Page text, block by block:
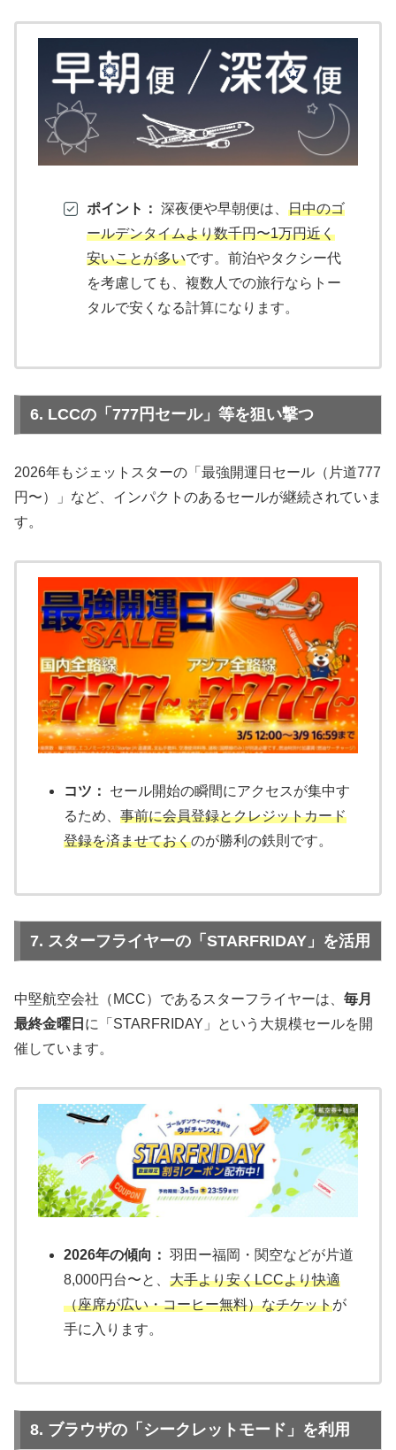
ポイント： 深夜便や早朝便は、 日中のゴ
ールデンタイムより数千円〜1万円近く
安いことが多いです。前泊やタクシー代
を考慮しても、複数人での旅行ならトー
タルで安くなる計算になります。
6. LCCの「777円セール」等を狙い撃つ
2026年もジェットスターの「最強開運日セール（片道777
円〜）」など、インパクトのあるセールが継続されていま
す。
コツ：
セール開始の瞬間にアクセスが集中す
るため、事前に会員登録とクレジットカード
登録を済ませておくのが勝利の鉄則です。
7. スターフライヤーの「STARFRIDAY」を活用
中堅航空会社（MCC）であるスターフライヤーは、 毎月
最終金曜日 に「STARFRIDAY」という大規模セールを開
催しています。
2026年の傾向： 羽田ー福岡・関空などが片道
8,000円台〜と、大手より安くLCCより快適
（座席が広い・コーヒー無料）なチケットが
手に入ります。
8. ブラウザの「シークレットモード」を利用